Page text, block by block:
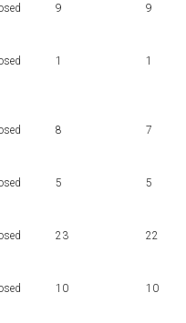
9 9
1 1
8 7
5 5
23 22
10 10